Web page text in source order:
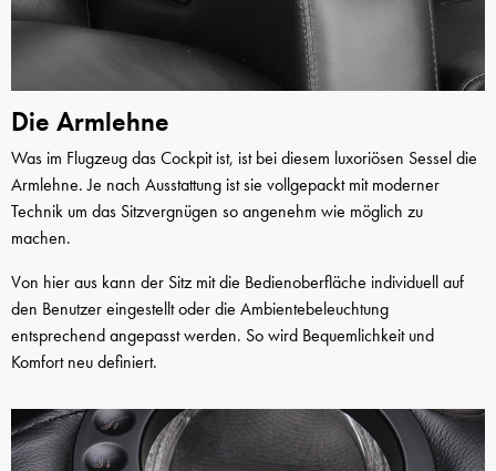
Die Armlehne
Was im Flugzeug das Cockpit ist, ist bei diesem luxoriösen Sessel die
Armlehne. Je nach Ausstattung ist sie vollgepackt mit moderner
Technik um das Sitzvergnügen so angenehm wie möglich zu
machen.
Von hier aus kann der Sitz mit die Bedienoberfläche individuell auf
den Benutzer eingestellt oder die Ambientebeleuchtung
entsprechend angepasst werden. So wird Bequemlichkeit und
Komfort neu definiert.